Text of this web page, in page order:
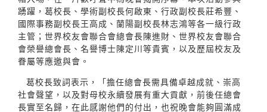
踴躍，葛校長、學術副校長何啟東、行政副校長莊希豐、
國際事務副校長王高成、蘭陽副校長林志鴻等各一級行政
主管；世界校友會聯合會總會長陳進財、世界校友會聯合
會榮譽總會長、名譽博士陳定川等貴賓，以及歷屆校友及
眷屬等應邀與會。
葛校長致詞表示，「擔任總會長需具備卓越成就、崇高
社會聲望，以及對母校永續發展有重大貢獻，前後任總會
長實至名歸，在此感謝他們的付出，也祝晚會能夠圓滿成